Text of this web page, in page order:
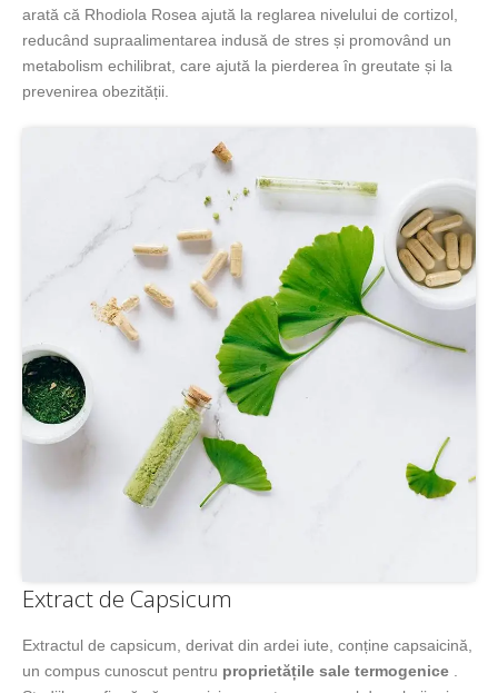
arată că Rhodiola Rosea ajută la reglarea nivelului de cortizol,
reducând supraalimentarea indusă de stres și promovând un
metabolism echilibrat, care ajută la pierderea în greutate și la
prevenirea obezității.
Extract de Capsicum
Extractul de capsicum, derivat din ardei iute, conține capsaicină,
un compus cunoscut pentru proprietățile sale termogenice .